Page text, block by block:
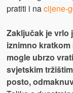
pratiti i nacijene-
Zaključak je vrlo
iznimno kratkom
mogle ubrzo
svjetskim
posto,